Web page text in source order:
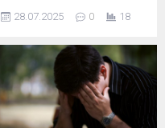
ilişkin sosyal medyada
paylaşımlara ilişkin
soruşturma başlatıldığını
duyurdu.
28.07.2025 0 18